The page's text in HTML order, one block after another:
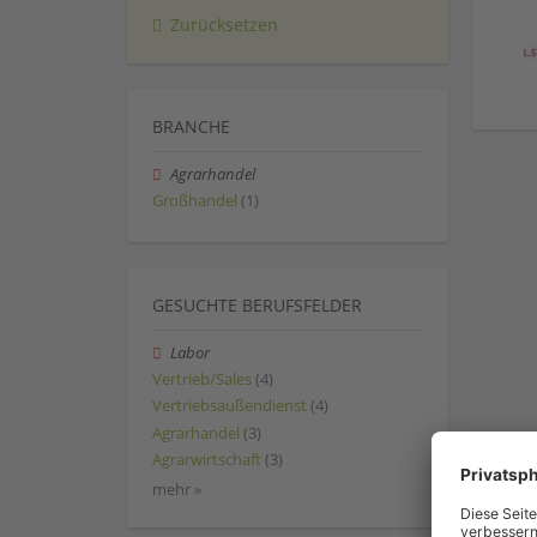
Zurücksetzen
BRANCHE
Agrarhandel
Großhandel (1)
GESUCHTE BERUFSFELDER
Labor
Vertrieb/Sales (4)
Vertriebsaußendienst (4)
Agrarhandel (3)
Agrarwirtschaft (3)
mehr »